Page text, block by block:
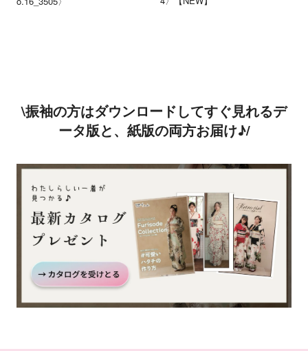
\振袖の方はダウンロードしてすぐ見れるデ
ータ版と、紙版の両方お届け♪/